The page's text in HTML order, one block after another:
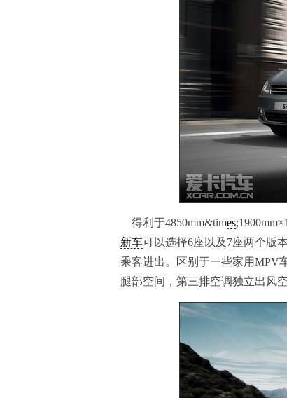
得利于4850mm&times;1900mm×1
新车可以选择6座以及7座两个版
乘客进出。区别于一些家用MPV
腿部空间，第三排空调独立出风